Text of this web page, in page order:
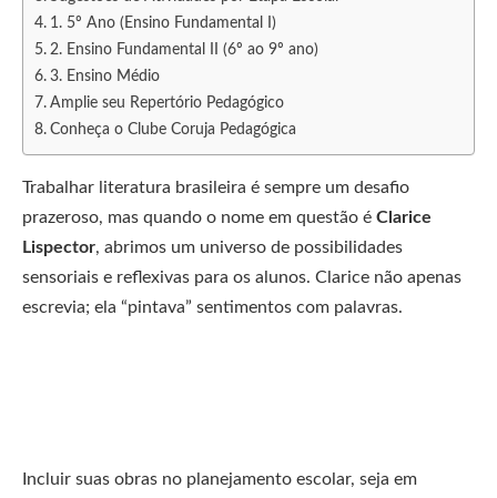
1. 5º Ano (Ensino Fundamental I)
2. Ensino Fundamental II (6º ao 9º ano)
3. Ensino Médio
Amplie seu Repertório Pedagógico
Conheça o Clube Coruja Pedagógica
Trabalhar literatura brasileira é sempre um desafio
prazeroso, mas quando o nome em questão é Clarice
Lispector, abrimos um universo de possibilidades
sensoriais e reflexivas para os alunos. Clarice não apenas
escrevia; ela “pintava” sentimentos com palavras.
Incluir suas obras no planejamento escolar, seja em